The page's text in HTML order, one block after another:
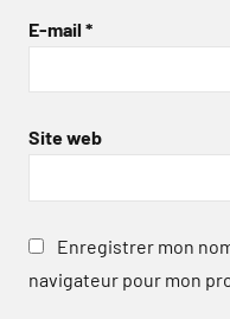
E-mail *
Site web
Enregistrer mon
navigateur pour mon